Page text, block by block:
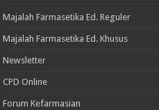
Majalah Farmasetika Ed. Reguler
Majalah Farmasetika Ed. Khusus
Newsletter
CPD Online
Forum Kefarmasian